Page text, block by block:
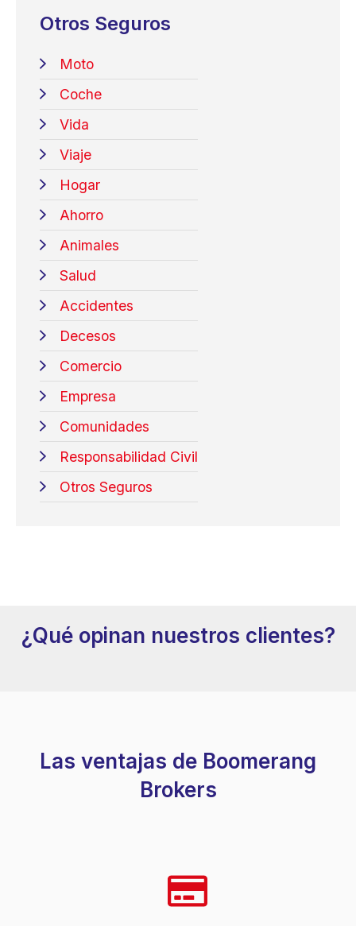
Otros Seguros
Moto
Coche
Vida
Viaje
Hogar
Ahorro
Animales
Salud
Accidentes
Decesos
Comercio
Empresa
Comunidades
Responsabilidad Civil
Otros Seguros
¿Qué opinan nuestros clientes?
Las ventajas de Boomerang
Brokers